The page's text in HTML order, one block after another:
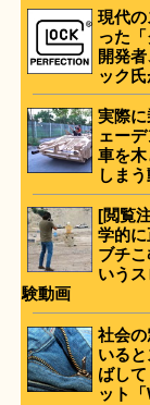
現代
った
開発
ック
実際
ェー
車を
しま
[閲覧
学的
ブチ
いう
験動画
社会
いる
ばし
ット「